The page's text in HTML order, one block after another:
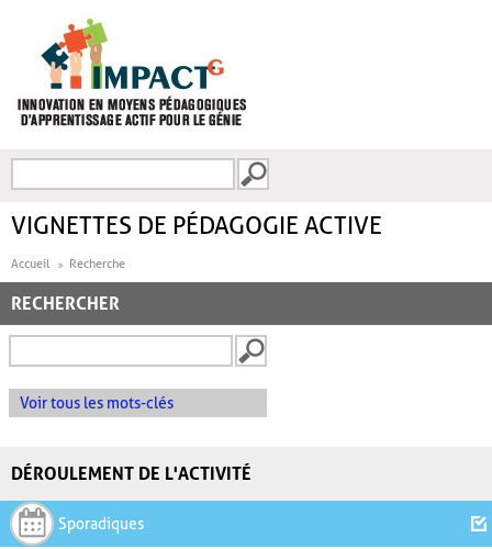
FORMULAIRE DE
VIGNETTES DE PÉDAGOGIE ACTIVE
Accueil Recherche
RECHERCHER
Voir tous les mots-clés
DÉROULEMENT DE L'ACTIVITÉ
Sporadiques